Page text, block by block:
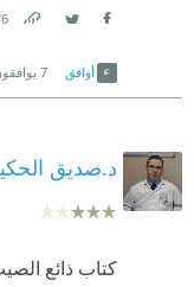
6‏/7‏/2020
أوافق 7
د.صديق
كتاب ذائع